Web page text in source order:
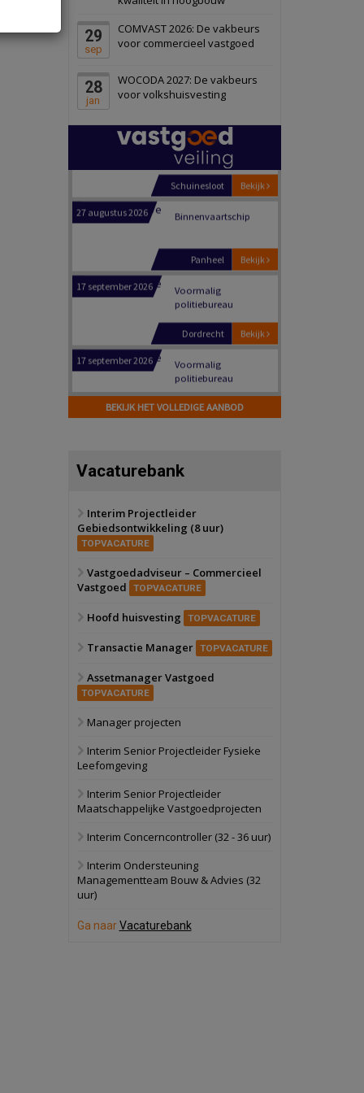
29
sep
COMVAST 2026: De vakbeurs
voor commercieel vastgoed
28
jan
WOCODA 2027: De vakbeurs
voor volkshuisvesting
Schiedam
22 september 2026 Attractiepark
Bekijk
Oranje
28 september 2026
bedrijventerrein
Schuinesloot
Binnenvaartschip
Voormalig
Dordrecht
Voormalig
Hilversum
17 september 2026
Voormalig
Zwanenburg
6 oktober 2026
Oranje
28 september 2026
bedrijventerrein
Bekijk
Schuinesloot
politiebureau
17 september 2026
Voormalig
BEKIJK HET VOLLEDIGE AANBOD
Vacaturebank
Interim Projectleider
Gebiedsontwikkeling (8 uur)
TOPVACATURE
Vastgoedadviseur – Commercieel
Vastgoed
TOPVACATURE
Hoofd huisvesting TOPVACATURE
Transactie Manager TOPVACATURE
Assetmanager Vastgoed
TOPVACATURE
Manager projecten
Interim Senior Projectleider Fysieke
Leefomgeving
Interim Senior Projectleider
Maatschappelijke Vastgoedprojecten
Interim Concerncontroller (32 - 36 uur)
Interim Ondersteuning
Managementteam Bouw & Advies (32
uur)
Ga naarVacaturebank